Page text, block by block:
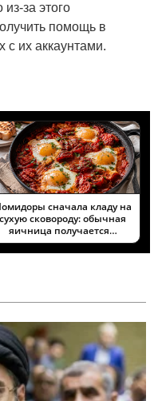
за этого
помощь в
с их аккаунтами.
сначала кладу на
сухую сковороду: обычная
яичница получается…